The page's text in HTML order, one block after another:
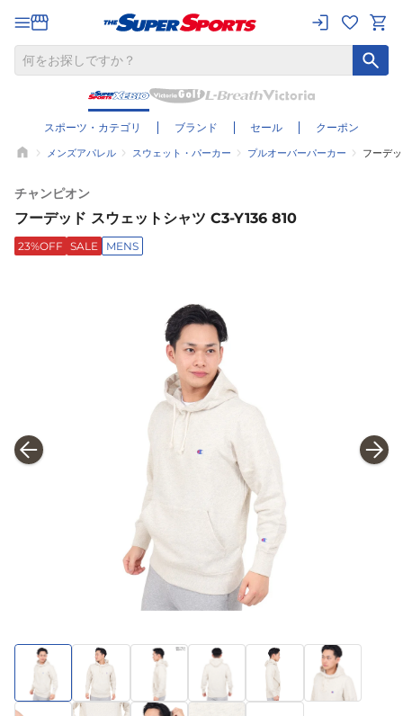
スポーツ・カテゴリ ブランド セール クーポン
メンズアパレル スウェット・パーカー プルオーバーパーカー フーデ
チャンピオン
フーデッド スウェットシャツ C3-Y136 810
23%OFF SALE MENS